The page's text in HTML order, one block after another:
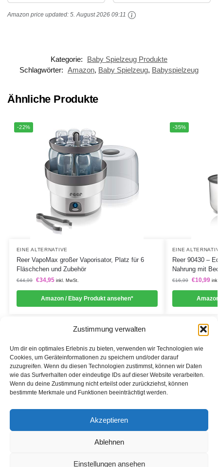
Zustimmung verwalten
Um dir ein optimales Erlebnis zu bieten, verwenden wir Technologien wie
Cookies, um Geräteinformationen zu speichern und/oder darauf
zuzugreifen. Wenn du diesen Technologien zustimmst, können wir Daten
wie das Surfverhalten oder eindeutige IDs auf dieser Website verarbeiten.
Wenn du deine Zustimmung nicht erteilst oder zurückziehst, können
bestimmte Merkmale und Funktionen beeinträchtigt werden.
Akzeptieren
Ablehnen
Einstellungen ansehen
ab 6 Monaten,
deutschsprachig
Amazon price updated: 5. August 2026 09:11
Kategorie:
Baby Spielzeug Produkte
Schlagwörter: Amazon, Baby Spielzeug, Babyspielzeug
Ähnliche Produkte
-22%
EINE ALTERNATIVE
Reer VapoMax großer Vaporisator, Platz für 6
Fläschchen und Zubehör
€44,99 €34,95 inkl. MwSt.
Amazon / Ebay Produkt ansehen*
-35%
EINE
Reer 90430 –
Nahrung mit
€16,99 €10,99
Informationen
Datenschutzerklärung